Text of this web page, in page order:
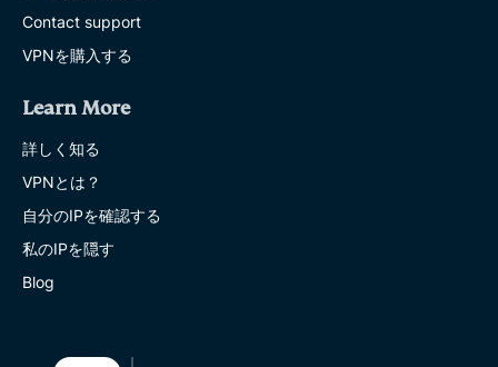
Contact support
VPNを購入する
Learn More
詳しく知る
VPNとは？
自分のIPを確認する
私のIPを隠す
Blog